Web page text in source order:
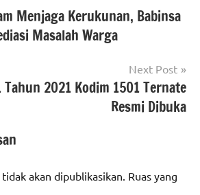
Menjaga Kerukunan, Babinsa
Masalah Warga
Next Post
Tahun 2021 Kodim 1501 Ternate
Resmi Dibuka
akan dipublikasikan. Ruas yang